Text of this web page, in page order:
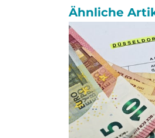
Ähnliche